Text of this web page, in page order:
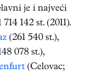
je i najveći
142 st. (2011).
(261 540 st.),
078 st.),
(Celovac;